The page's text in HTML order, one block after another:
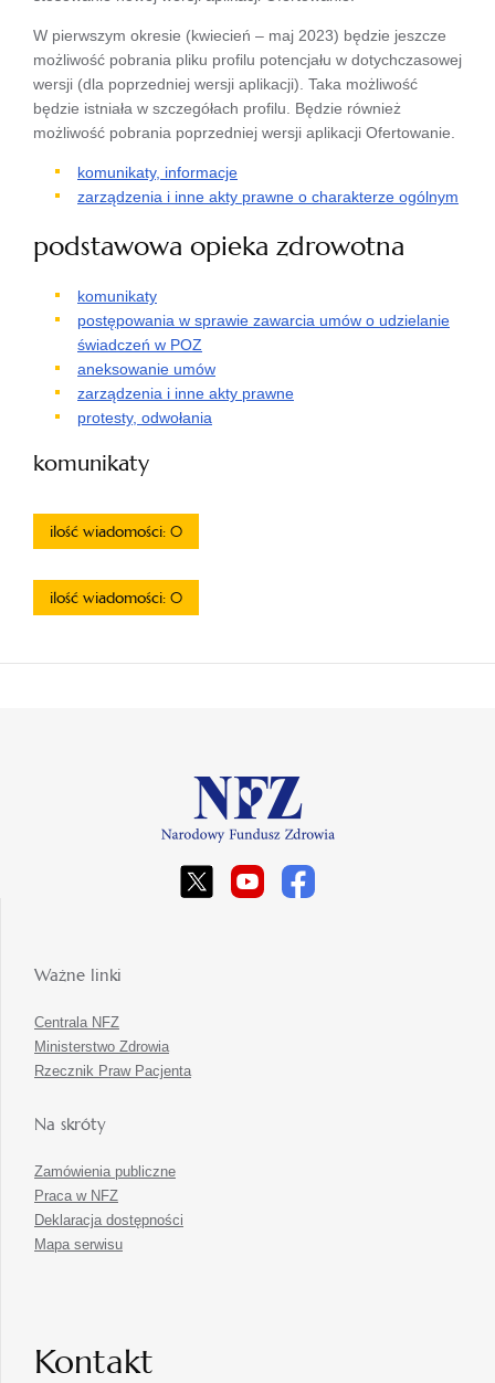
W pierwszym okresie (kwiecień – maj 2023) będzie jeszcze
możliwość pobrania pliku profilu potencjału w dotychczasowej
wersji (dla poprzedniej wersji aplikacji). Taka możliwość
będzie istniała w szczegółach profilu. Będzie również
możliwość pobrania poprzedniej wersji aplikacji Ofertowanie.
komunikaty, informacje
zarządzenia i inne akty prawne o charakterze ogólnym
podstawowa opieka zdrowotna
komunikaty
postępowania w sprawie zawarcia umów o udzielanie
świadczeń w POZ
aneksowanie umów
zarządzenia i inne akty prawne
protesty, odwołania
komunikaty
ilość wiadomości: 0
ilość wiadomości: 0
Ważne linki
Centrala NFZ
Ministerstwo Zdrowia
Rzecznik Praw Pacjenta
Na skróty
Zamówienia publiczne
Praca w NFZ
Deklaracja dostępności
Mapa serwisu
Kontakt